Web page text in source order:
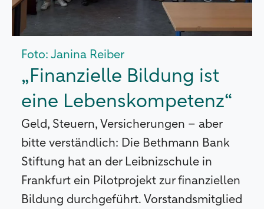
Foto: Janina Reiber
„Finanzielle Bildung ist
eine Lebenskompetenz“
Geld, Steuern, Versicherungen – aber
bitte verständlich: Die Bethmann Bank
Stiftung hat an der Leibnizschule in
Frankfurt ein Pilotprojekt zur finanziellen
Bildung durchgeführt. Vorstandsmitglied